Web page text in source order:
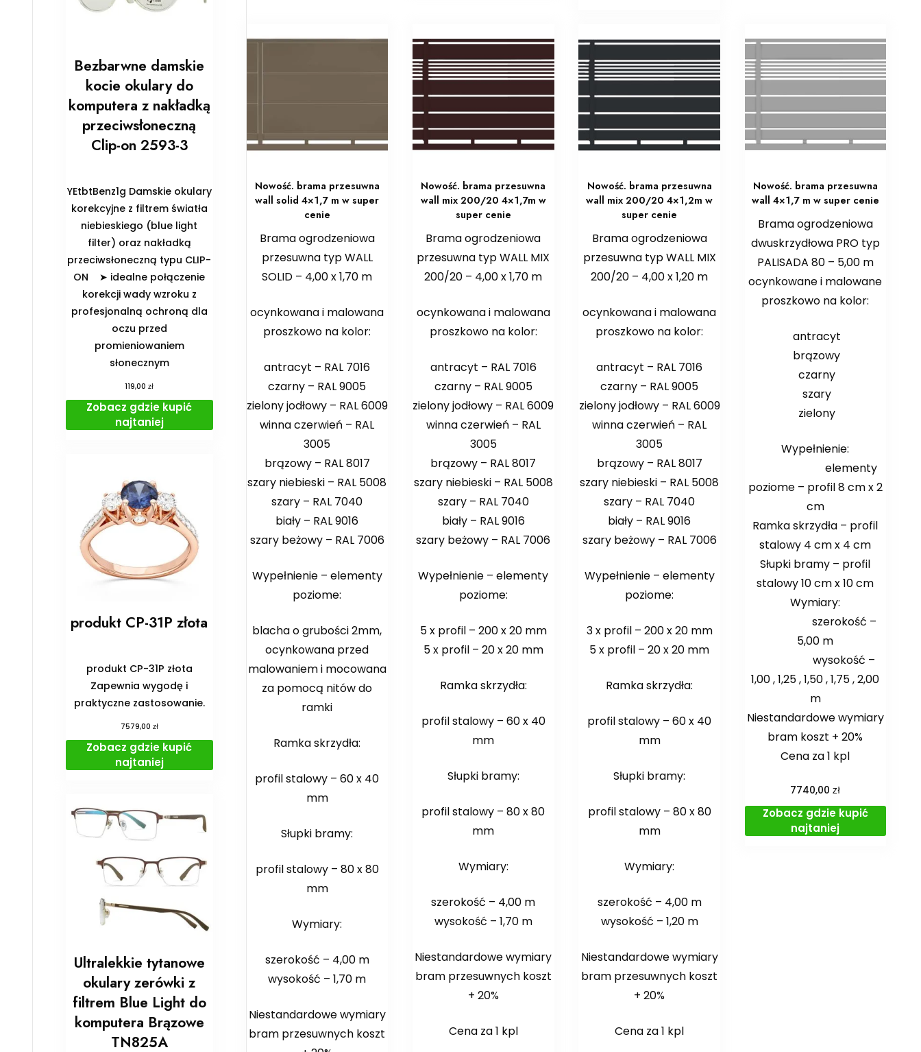
Nowość. brama przesuwna
wall solid 4×1,7 m w super
cenie
Brama ogrodzeniowa
przesuwna typ WALL
SOLID – 4,00 x 1,70 m
ocynkowana i malowana
proszkowo na kolor:
antracyt – RAL 7016
czarny – RAL 9005
zielony jodłowy – RAL 6009
winna czerwień – RAL
3005
brązowy – RAL 8017
szary niebieski – RAL 5008
szary – RAL 7040
biały – RAL 9016
szary beżowy – RAL 7006
Wypełnienie – elementy
poziome:
blacha o grubości 2mm,
ocynkowana przed
malowaniem i mocowana
za pomocą nitów do
ramki
Ramka skrzydła:
profil stalowy – 60 x 40
mm
Słupki bramy:
profil stalowy – 80 x 80
mm
Wymiary:
szerokość – 4,00 m
wysokość – 1,70 m
Niestandardowe wymiary
bram przesuwnych koszt
Nowość. brama przesuwna
wall mix 200/20 4×1,7m w
super cenie
Brama ogrodzeniowa
przesuwna typ WALL MIX
200/20 – 4,00 x 1,70 m
ocynkowana i malowana
proszkowo na kolor:
antracyt – RAL 7016
czarny – RAL 9005
zielony jodłowy – RAL 6009
winna czerwień – RAL
3005
brązowy – RAL 8017
szary niebieski – RAL 5008
szary – RAL 7040
biały – RAL 9016
szary beżowy – RAL 7006
Wypełnienie – elementy
poziome:
5 x profil – 200 x 20 mm
5 x profil – 20 x 20 mm
Ramka skrzydła:
profil stalowy – 60 x 40
mm
Słupki bramy:
profil stalowy – 80 x 80
mm
Wymiary:
szerokość – 4,00 m
wysokość – 1,70 m
Niestandardowe wymiary
bram przesuwnych koszt
+ 20%
Cena za 1 kpl
Nowość. brama przesuwna
wall mix 200/20 4×1,2m w
super cenie
Brama ogrodzeniowa
przesuwna typ WALL MIX
200/20 – 4,00 x 1,20 m
ocynkowana i malowana
proszkowo na kolor:
antracyt – RAL 7016
czarny – RAL 9005
zielony jodłowy – RAL 6009
winna czerwień – RAL
3005
brązowy – RAL 8017
szary niebieski – RAL 5008
szary – RAL 7040
biały – RAL 9016
szary beżowy – RAL 7006
Wypełnienie – elementy
poziome:
3 x profil – 200 x 20 mm
5 x profil – 20 x 20 mm
Ramka skrzydła:
profil stalowy – 60 x 40
mm
Słupki bramy:
profil stalowy – 80 x 80
mm
Wymiary:
szerokość – 4,00 m
wysokość – 1,20 m
Niestandardowe wymiary
bram przesuwnych koszt
+ 20%
Cena za 1 kpl
Nowość. brama przesuwna
wall 4×1,7 m w super cenie
Brama ogrodzeniowa
dwuskrzydłowa PRO typ
PALISADA 80 – 5,00 m
ocynkowane i malowane
proszkowo na kolor:
antracyt
brązowy
czarny
szary
zielony
Wypełnienie:
elementy
poziome – profil 8 cm x 2
cm
Ramka skrzydła – profil
stalowy 4 cm x 4 cm
Słupki bramy – profil
stalowy 10 cm x 10 cm
Wymiary:
szerokość –
5,00 m
wysokość –
1,00 , 1,25 , 1,50 , 1,75 , 2,00
m
Niestandardowe wymiary
bram koszt + 20%
Cena za 1 kpl
7740,00zł
Zobacz gdzie kupić
najtaniej
Bezbarwne damskie
kocie okulary do
komputera z nakładką
przeciwsłoneczną
Clip-on 2593-3
YEtbtBenz1g Damskie okulary
korekcyjne z filtrem światła
niebieskiego (blue light
filter) oraz nakładką
przeciwsłoneczną typu CLIP-
ON ➤ idealne połączenie
korekcji wady wzroku z
profesjonalną ochroną dla
oczu przed
promieniowaniem
słonecznym
119,00zł
Zobacz gdzie kupić
najtaniej
produkt CP-31P złota
produkt CP-31P złota
Zapewnia wygodę i
praktyczne zastosowanie.
7579,00 zł
Zobacz gdzie kupić
najtaniej
Ultralekkie tytanowe
okulary zerówki z
filtrem Blue Light do
komputera Brązowe
TN825A